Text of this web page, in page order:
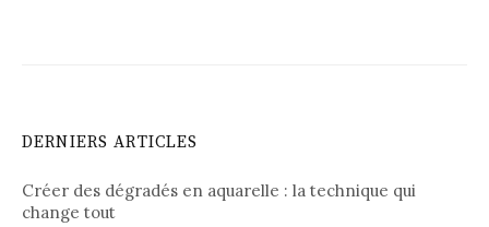
DERNIERS ARTICLES
Créer des dégradés en aquarelle : la technique qui
change tout